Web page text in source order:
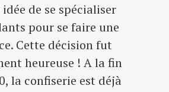
de se spécialiser
pour se faire une
Cette décision fut
heureuse ! A la fin
la confiserie est déjà